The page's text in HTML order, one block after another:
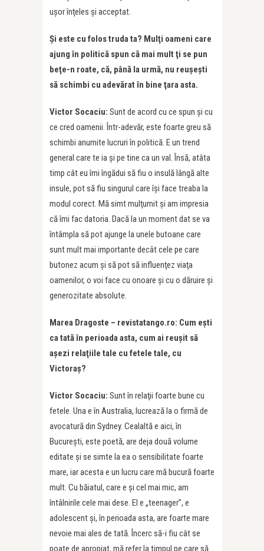
uşor înţeles şi acceptat.
Şi este cu folos truda ta? Mulţi oameni care
ajung în politică spun că mai mult ţi se pun
beţe-n roate, că, până la urmă, nu reuşeşti
să schimbi cu adevărat în bine ţara asta.
Victor Socaciu: Sunt de acord cu ce spun şi cu
ce cred oamenii. Într-adevăr, este foarte greu să
schimbi anumite lucruri în politică. E un trend
general care te ia şi pe tine ca un val. Însă, atâta
timp cât eu îmi îngădui să fiu o insulă lângă alte
insule, pot să fiu singurul care îşi face treaba la
modul corect. Mă simt mulţumit şi am impresia
că îmi fac datoria. Dacă la un moment dat se va
întâmpla să pot ajunge la unele butoane care
sunt mult mai importante decât cele pe care
butonez acum şi să pot să influenţez viaţa
oamenilor, o voi face cu onoare şi cu o dăruire şi
generozitate absolute.
Marea Dragoste – revistatango.ro: Cum eşti
ca tată în perioada asta, cum ai reuşit să
aşezi relaţiile tale cu fetele tale, cu
Victoraş?
Victor Socaciu: Sunt în relaţii foarte bune cu
fetele. Una e în Australia, lucrează la o firmă de
avocatură din Sydney. Cealaltă e aici, în
Bucureşti, este poetă, are deja două volume
editate şi se simte la ea o sensibilitate foarte
mare, iar acesta e un lucru care mă bucură foarte
mult. Cu băiatul, care e şi cel mai mic, am
întâlnirile cele mai dese. El e „teenager”, e
adolescent şi, în perioada asta, are foarte mare
nevoie mai ales de tată. Încerc să-i fiu cât se
poate de apropiat, mă refer la timpul pe care să